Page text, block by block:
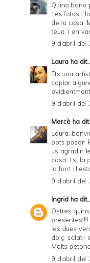
Quina bona
Les fotos
de la casa.
teua, i en
9 d’abril
Laura ha
Ets una
copiar
9 d’abril
Mercè ha
Laura,
pots posar!
us agradin
casa. I si la
la font i
9 d’abril
Ingrid ha
Ostres
les dues
dolç, salat i
Molts
9 d’abril